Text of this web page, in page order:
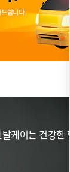
어는 건강한